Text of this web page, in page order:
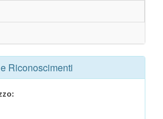
Riconoscimenti